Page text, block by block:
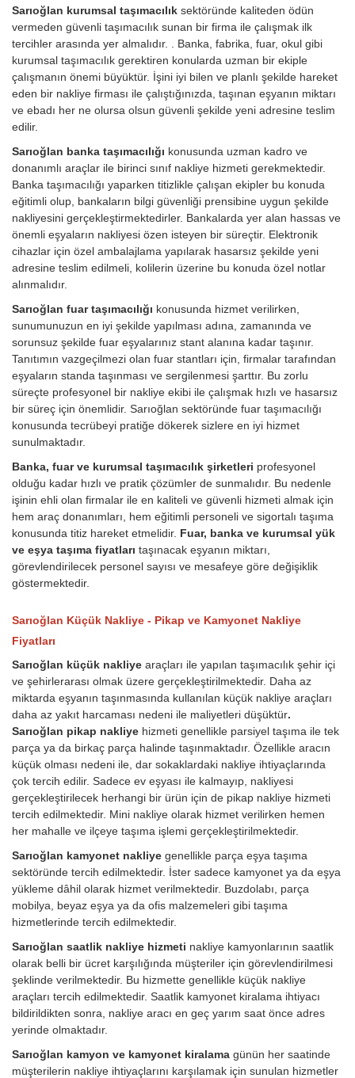
Sarıoğlan kurumsal taşımacılık sektöründe kaliteden ödün
vermeden güvenli taşımacılık sunan bir firma ile çalışmak ilk
tercihler arasında yer almalıdır. . Banka, fabrika, fuar, okul gibi
kurumsal taşımacılık gerektiren konularda uzman bir ekiple
çalışmanın önemi büyüktür. İşini iyi bilen ve planlı şekilde hareket
eden bir nakliye firması ile çalıştığınızda, taşınan eşyanın miktarı
ve ebadı her ne olursa olsun güvenli şekilde yeni adresine teslim
edilir.
Sarıoğlan banka taşımacılığı konusunda uzman kadro ve
donanımlı araçlar ile birinci sınıf nakliye hizmeti gerekmektedir.
Banka taşımacılığı yaparken titizlikle çalışan ekipler bu konuda
eğitimli olup, bankaların bilgi güvenliği prensibine uygun şekilde
nakliyesini gerçekleştirmektedirler. Bankalarda yer alan hassas ve
önemli eşyaların nakliyesi özen isteyen bir süreçtir. Elektronik
cihazlar için özel ambalajlama yapılarak hasarsız şekilde yeni
adresine teslim edilmeli, kolilerin üzerine bu konuda özel notlar
alınmalıdır.
Sarıoğlan fuar taşımacılığı konusunda hizmet verilirken,
sunumunuzun en iyi şekilde yapılması adına, zamanında ve
sorunsuz şekilde fuar eşyalarınız stant alanına kadar taşınır.
Tanıtımın vazgeçilmezi olan fuar stantları için, firmalar tarafından
eşyaların standa taşınması ve sergilenmesi şarttır. Bu zorlu
süreçte profesyonel bir nakliye ekibi ile çalışmak hızlı ve hasarsız
bir süreç için önemlidir. Sarıoğlan sektöründe fuar taşımacılığı
konusunda tecrübeyi pratiğe dökerek sizlere en iyi hizmet
sunulmaktadır.
Banka, fuar ve kurumsal taşımacılık şirketleri profesyonel
olduğu kadar hızlı ve pratik çözümler de sunmalıdır. Bu nedenle
işinin ehli olan firmalar ile en kaliteli ve güvenli hizmeti almak için
hem araç donanımları, hem eğitimli personeli ve sigortalı taşıma
konusunda titiz hareket etmelidir. Fuar, banka ve kurumsal yük
ve eşya taşıma fiyatları taşınacak eşyanın miktarı,
görevlendirilecek personel sayısı ve mesafeye göre değişiklik
göstermektedir.
Sarıoğlan Küçük Nakliye - Pikap ve Kamyonet Nakliye
Fiyatları
Sarıoğlan küçük nakliye araçları ile yapılan taşımacılık şehir içi
ve şehirlerarası olmak üzere gerçekleştirilmektedir. Daha az
miktarda eşyanın taşınmasında kullanılan küçük nakliye araçları
daha az yakıt harcaması nedeni ile maliyetleri düşüktür.
Sarıoğlan pikap nakliye hizmeti genellikle parsiyel taşıma ile tek
parça ya da birkaç parça halinde taşınmaktadır. Özellikle aracın
küçük olması nedeni ile, dar sokaklardaki nakliye ihtiyaçlarında
çok tercih edilir. Sadece ev eşyası ile kalmayıp, nakliyesi
gerçekleştirilecek herhangi bir ürün için de pikap nakliye hizmeti
tercih edilmektedir. Mini nakliye olarak hizmet verilirken hemen
her mahalle ve ilçeye taşıma işlemi gerçekleştirilmektedir.
Sarıoğlan kamyonet nakliye genellikle parça eşya taşıma
sektöründe tercih edilmektedir. İster sadece kamyonet ya da eşya
yükleme dâhil olarak hizmet verilmektedir. Buzdolabı, parça
mobilya, beyaz eşya ya da ofis malzemeleri gibi taşıma
hizmetlerinde tercih edilmektedir.
Sarıoğlan saatlik nakliye hizmeti nakliye kamyonlarının saatlik
olarak belli bir ücret karşılığında müşteriler için görevlendirilmesi
şeklinde verilmektedir. Bu hizmette genellikle küçük nakliye
araçları tercih edilmektedir. Saatlik kamyonet kiralama ihtiyacı
bildirildikten sonra, nakliye aracı en geç yarım saat önce adres
yerinde olmaktadır.
Sarıoğlan kamyon ve kamyonet kiralama günün her saatinde
müşterilerin nakliye ihtiyaçlarını karşılamak için sunulan hizmetler